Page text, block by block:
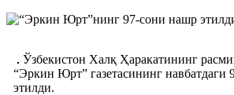
Ўзбекистон Халқ Ҳаракатининг
“Эркин Юрт” газетасининг навбатдаги
этилди.